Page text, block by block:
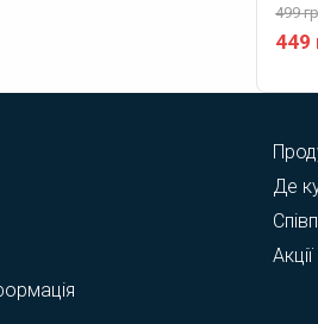
499
449
Де
Акції